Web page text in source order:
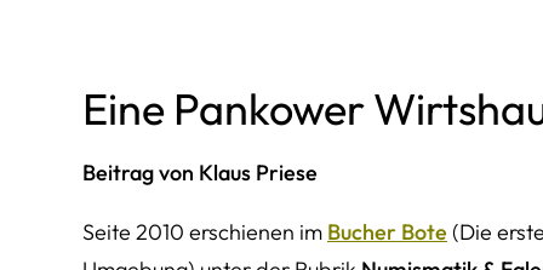
Eine Pankower
Beitrag von Klaus Priese
Seite 2010 erschienen im Bucher Bote (Die